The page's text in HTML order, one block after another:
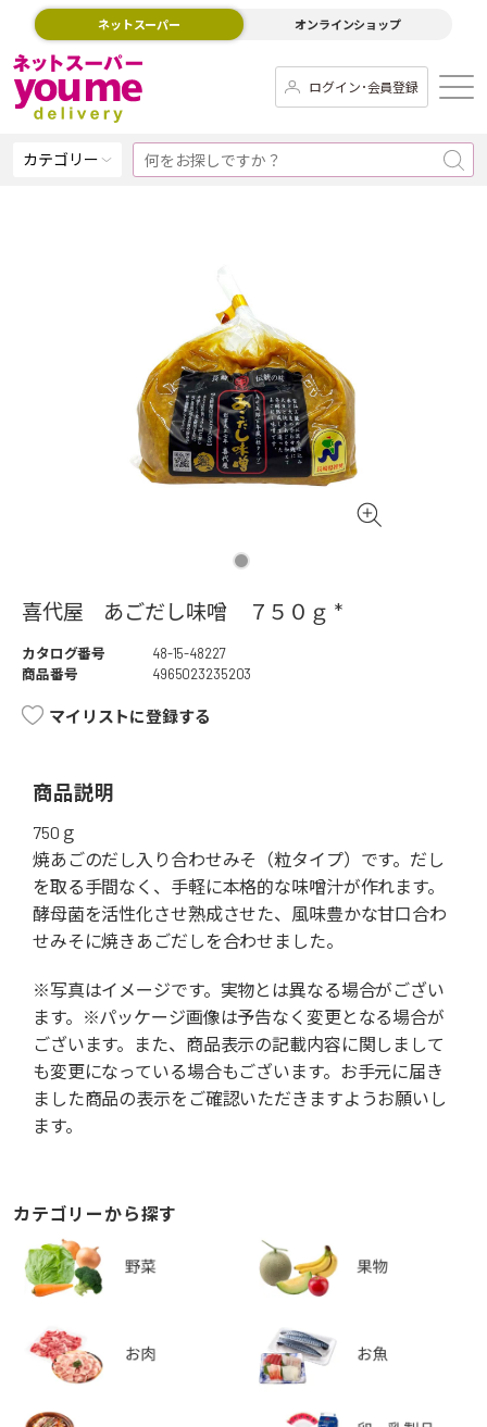
ネットスーパー オンラインショップ
ログイン･会員登録
カテゴリー
喜代屋 あごだし味噌 ７５０ｇ *
カタログ番号
48-15-48227
商品番号
4965023235203
マイリストに登録する
商品説明
750ｇ
焼あごのだし入り合わせみそ（粒タイプ）です。だし
を取る手間なく、手軽に本格的な味噌汁が作れます。
酵母菌を活性化させ熟成させた、風味豊かな甘口合わ
せみそに焼きあごだしを合わせました。
※写真はイメージです。実物とは異なる場合がござい
ます。※パッケージ画像は予告なく変更となる場合が
ございます。また、商品表示の記載内容に関しまして
も変更になっている場合もございます。お手元に届き
ました商品の表示をご確認いただきますようお願いし
ます。
カテゴリーから探す